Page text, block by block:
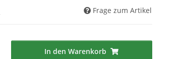
Frage zum Artikel
In den Warenkorb